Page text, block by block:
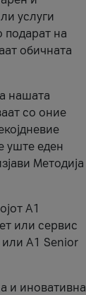
услуги
подарат на
обичната
нашата
со оние
уште еден
Методија
А1
или сервис
или A1 Senior
и иновативна